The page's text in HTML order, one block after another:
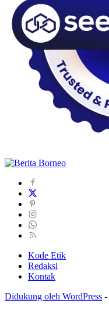
Kode Etik
Redaksi
Kontak
Didukung oleh WordPress -